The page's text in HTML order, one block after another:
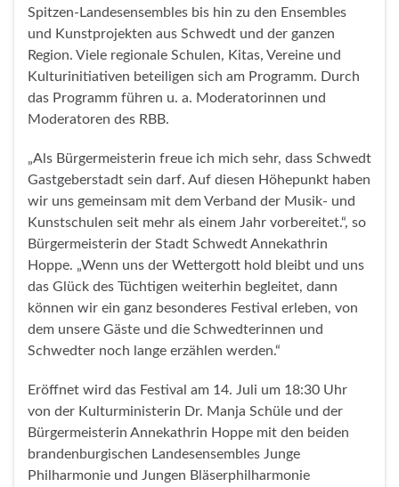
Spitzen-Landesensembles bis hin zu den Ensembles
und Kunstprojekten aus Schwedt und der ganzen
Region. Viele regionale Schulen, Kitas, Vereine und
Kulturinitiativen beteiligen sich am Programm. Durch
das Programm führen u. a. Moderatorinnen und
Moderatoren des RBB.
„Als Bürgermeisterin freue ich mich sehr, dass Schwedt
Gastgeberstadt sein darf. Auf diesen Höhepunkt haben
wir uns gemeinsam mit dem Verband der Musik- und
Kunstschulen seit mehr als einem Jahr vorbereitet.“, so
Bürgermeisterin der Stadt Schwedt Annekathrin
Hoppe. „Wenn uns der Wettergott hold bleibt und uns
das Glück des Tüchtigen weiterhin begleitet, dann
können wir ein ganz besonderes Festival erleben, von
dem unsere Gäste und die Schwedterinnen und
Schwedter noch lange erzählen werden.“
Eröffnet wird das Festival am 14. Juli um 18:30 Uhr
von der Kulturministerin Dr. Manja Schüle und der
Bürgermeisterin Annekathrin Hoppe mit den beiden
brandenburgischen Landesensembles Junge
Philharmonie und Jungen Bläserphilharmonie